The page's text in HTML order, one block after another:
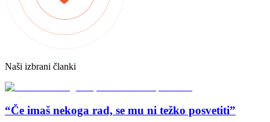
Naši izbrani članki
“Če imaš nekoga rad, se mu ni težko posvetiti”